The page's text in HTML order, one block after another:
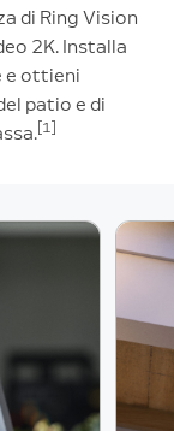
di Ring Vision
2K. Installa
e ottieni
patio e di
[1]